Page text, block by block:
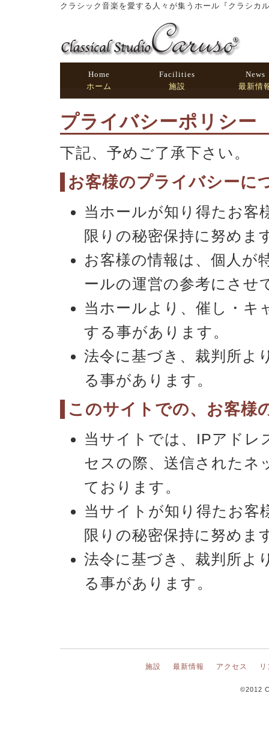
クラシック音楽を愛する人々が集うホール『クラシカ
Home
ホーム
Facilities
施設
News
最新情
プライバシーポリシー
下記、予めご了承下さい。
お客様のプライバシーに
当ホールが知り得たお客
限りの秘密保持に努めま
お客様の情報は、個人が
ールの運営の参考にさせ
当ホールより、催し・キ
する事があります。
法令に基づき、裁判所よ
る事があります。
このサイトでの、お客様
当サイトでは、IPアドレ
セスの際、送信されたネ
ております。
当サイトが知り得たお客
限りの秘密保持に努めま
法令に基づき、裁判所よ
る事があります。
施設 最新情報 アクセス
©2012